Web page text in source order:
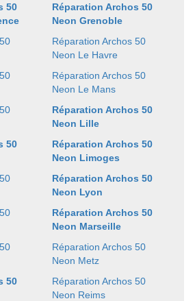
50
50
50
Réparation Archos 50
Neon Grenoble
Réparation Archos 50
Neon Le Havre
Réparation Archos 50
Neon Le Mans
Réparation Archos 50
Neon Lille
Réparation Archos 50
Neon Limoges
Réparation Archos 50
Neon Lyon
Réparation Archos 50
Neon Marseille
Réparation Archos 50
Neon Metz
Réparation Archos 50
Neon Reims